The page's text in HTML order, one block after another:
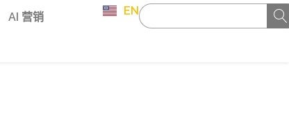
AI 营销 EN